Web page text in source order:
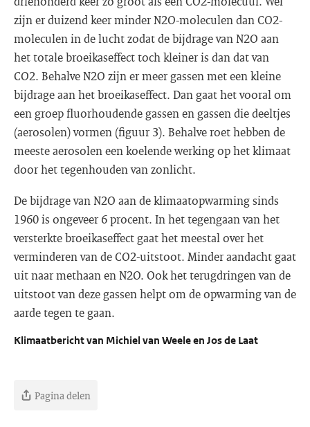
zijn er duizend keer minder N2O-moleculen dan CO2-
moleculen in de lucht zodat de bijdrage van N2O aan
het totale broeikaseffect toch kleiner is dan dat van
CO2. Behalve N2O zijn er meer gassen met een kleine
bijdrage aan het broeikaseffect. Dan gaat het vooral om
een groep fluorhoudende gassen en gassen die deeltjes
(aerosolen) vormen (figuur 3). Behalve roet hebben de
meeste aerosolen een koelende werking op het klimaat
door het tegenhouden van zonlicht.
De bijdrage van N2O aan de klimaatopwarming sinds
1960 is ongeveer 6 procent. In het tegengaan van het
versterkte broeikaseffect gaat het meestal over het
verminderen van de CO2-uitstoot. Minder aandacht gaat
uit naar methaan en N2O. Ook het terugdringen van de
uitstoot van deze gassen helpt om de opwarming van de
aarde tegen te gaan.
Klimaatbericht van Michiel van Weele en Jos de Laat
Pagina delen